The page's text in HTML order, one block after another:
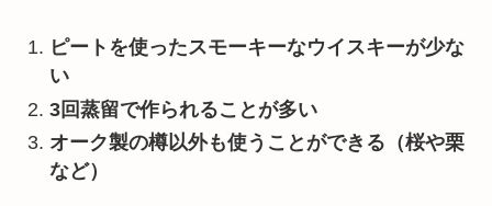
ピートを使ったスモーキーなウイスキーが少な
い
3回蒸留で作られることが多い
オーク製の樽以外も使うことができる（桜や栗
など）